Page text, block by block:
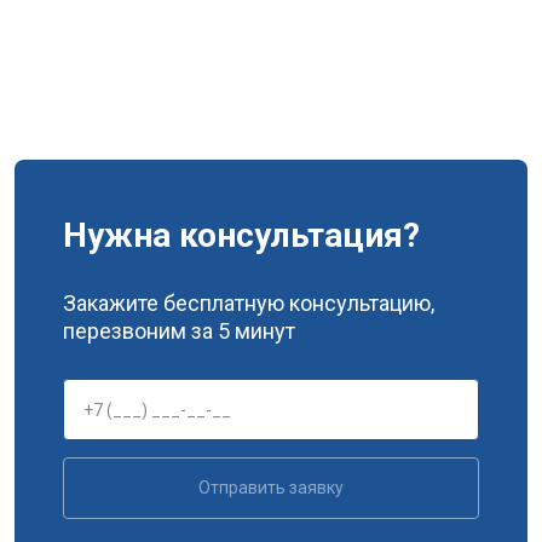
Нужна консультация?
Закажите бесплатную консультацию,
перезвоним за 5 минут
Отправить заявку